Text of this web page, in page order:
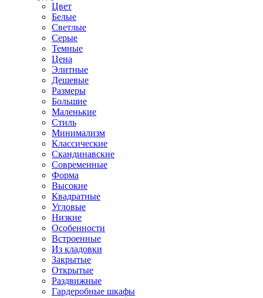
Цвет
Белые
Светлые
Серые
Темные
Цена
Элитные
Дешевые
Размеры
Большие
Маленькие
Стиль
Минимализм
Классические
Скандинавские
Современные
Форма
Высокие
Квадратные
Угловые
Низкие
Особенности
Встроенные
Из кладовки
Закрытые
Открытые
Раздвижные
Гардеробные шкафы